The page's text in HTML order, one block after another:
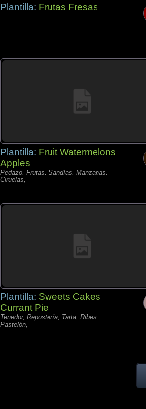
Plantilla: Frutas Fresas
Plantilla: Fruit Watermelons
Apples
Pedazo, Frutas, Sandías, Manzanas,
Ciruelas,
Plantilla: Sweets Cakes
Currant Pie
Tenedor, Repostería, Tarta, Ribes,
Pastelón,